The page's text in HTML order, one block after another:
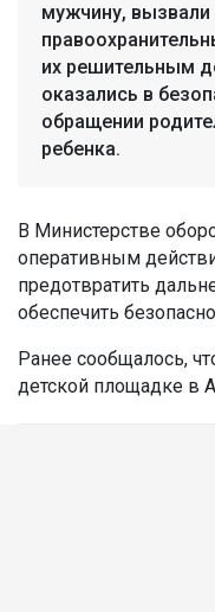
мужчину, вызвали
их решительным
оказались в
обращении
ребенка.
В Министерстве
оперативным
предотвратить
обеспечить
Ранее сообщалось,
детской площадке в